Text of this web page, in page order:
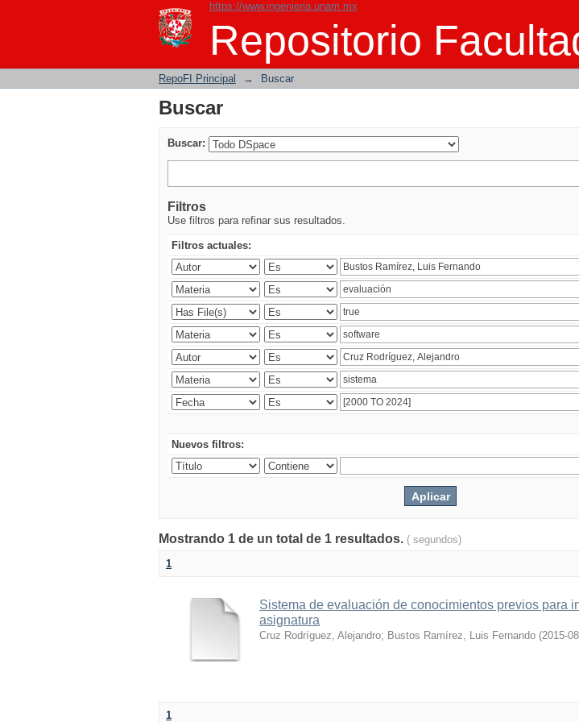
https://www.ingenieria.unam.mx
Repositorio
Buscar
RepoFI Principal → Buscar
Buscar
Buscar:
Filtros
Use filtros para refinar sus resultados.
Filtros actuales:
Nuevos filtros:
Mostrando 1 de un total de 1 resultados. ( segundos)
1
Sistema de evaluación de conocimientos previos para
asignatura
Cruz Rodríguez, Alejandro; Bustos Ramírez, Luis Fernando (2015-
1